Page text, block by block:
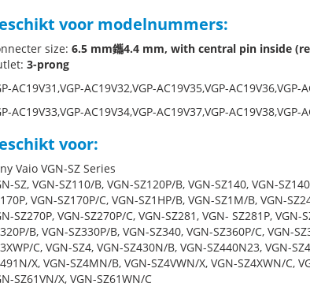
voor modelnummers:
size: 6.5 mm鑴4.4 mm, with central pin inside
3-prong
AC19V31,VGP-AC19V32,VGP-AC19V35,VGP-
AC19V33,VGP-AC19V34,VGP-AC19V37,VGP-
voor:
Vaio VGN-SZ Series
SZ, VGN-SZ110/B, VGN-SZ120P/B, VGN-SZ140, VGN-
VGN-SZ170P/C, VGN-SZ1HP/B, VGN-SZ1M/B, VGN-
SZ270P, VGN-SZ270P/C, VGN-SZ281, VGN- SZ281P,
B, VGN-SZ330P/B, VGN-SZ340, VGN-SZ360P/C, VGN-
C, VGN-SZ4, VGN-SZ430N/B, VGN-SZ440N23, VGN-
X, VGN-SZ4MN/B, VGN-SZ4VWN/X, VGN-SZ4XWN/C,
SZ61VN/X, VGN-SZ61WN/C